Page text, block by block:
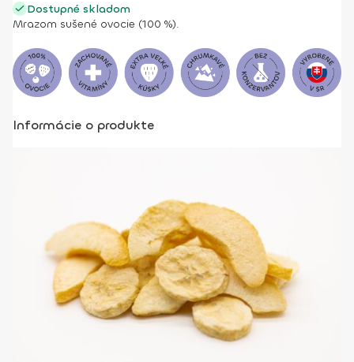
Dostupné skladom
Mrazom sušené ovocie (100 %).
Informácie o produkte